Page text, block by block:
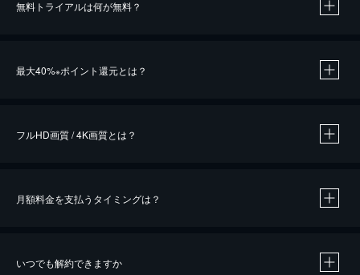
無料トライアルは何が無料？
最大40%※ポイント還元とは？
※40％ポイント還元の対象は、クレジットカード決済による作品の購入 / レンタルです。
フルHD画質 / 4K画質とは？
月額料金を支払うタイミングは？
いつでも解約できますか